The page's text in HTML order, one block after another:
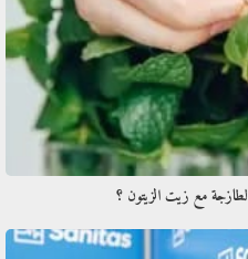
مع زيت الزيتون ؟